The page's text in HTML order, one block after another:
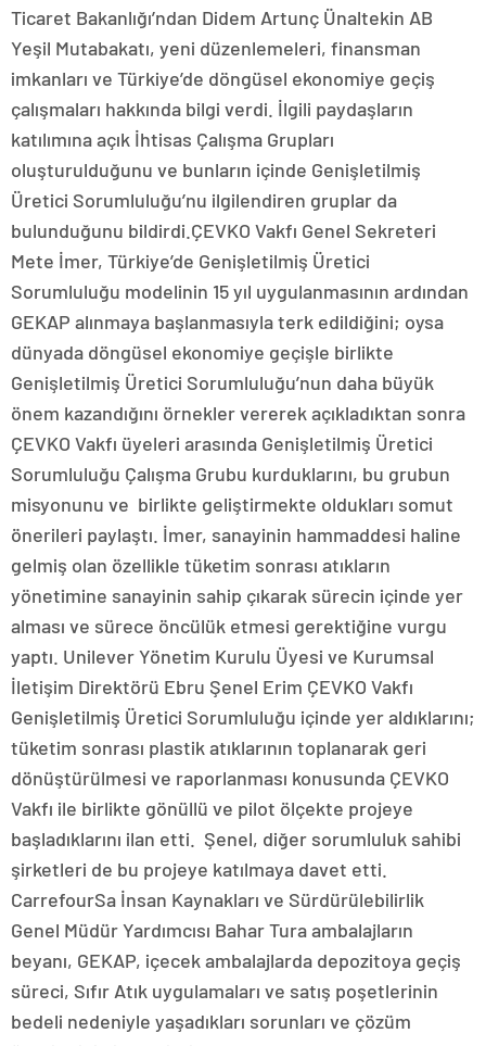
Ticaret Bakanlığı’ndan Didem Artunç Ünaltekin AB
Yeşil Mutabakatı, yeni düzenlemeleri, finansman
imkanları ve Türkiye’de döngüsel ekonomiye geçiş
çalışmaları hakkında bilgi verdi. İlgili paydaşların
katılımına açık İhtisas Çalışma Grupları
oluşturulduğunu ve bunların içinde Genişletilmiş
Üretici Sorumluluğu’nu ilgilendiren gruplar da
bulunduğunu bildirdi.ÇEVKO Vakfı Genel Sekreteri
Mete İmer, Türkiye’de Genişletilmiş Üretici
Sorumluluğu modelinin 15 yıl uygulanmasının ardından
GEKAP alınmaya başlanmasıyla terk edildiğini; oysa
dünyada döngüsel ekonomiye geçişle birlikte
Genişletilmiş Üretici Sorumluluğu’nun daha büyük
önem kazandığını örnekler vererek açıkladıktan sonra
ÇEVKO Vakfı üyeleri arasında Genişletilmiş Üretici
Sorumluluğu Çalışma Grubu kurduklarını, bu grubun
misyonunu ve birlikte geliştirmekte oldukları somut
önerileri paylaştı. İmer, sanayinin hammaddesi haline
gelmiş olan özellikle tüketim sonrası atıkların
yönetimine sanayinin sahip çıkarak sürecin içinde yer
alması ve sürece öncülük etmesi gerektiğine vurgu
yaptı. Unilever Yönetim Kurulu Üyesi ve Kurumsal
İletişim Direktörü Ebru Şenel Erim ÇEVKO Vakfı
Genişletilmiş Üretici Sorumluluğu içinde yer aldıklarını;
tüketim sonrası plastik atıklarının toplanarak geri
dönüştürülmesi ve raporlanması konusunda ÇEVKO
Vakfı ile birlikte gönüllü ve pilot ölçekte projeye
başladıklarını ilan etti. Şenel, diğer sorumluluk sahibi
şirketleri de bu projeye katılmaya davet etti.
CarrefourSa İnsan Kaynakları ve Sürdürülebilirlik
Genel Müdür Yardımcısı Bahar Tura ambalajların
beyanı, GEKAP, içecek ambalajlarda depozitoya geçiş
süreci, Sıfır Atık uygulamaları ve satış poşetlerinin
bedeli nedeniyle yaşadıkları sorunları ve çözüm